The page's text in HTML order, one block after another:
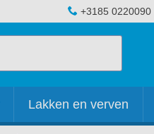
+3185 0220090
Lakken en verven